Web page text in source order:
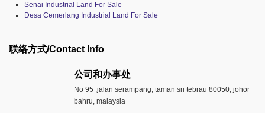
Senai Industrial Land For Sale
Desa Cemerlang Industrial Land For Sale
联络方式/Contact Info
公司和办事处​
No 95 ,jalan serampang, taman sri tebrau 80050, johor
bahru, malaysia